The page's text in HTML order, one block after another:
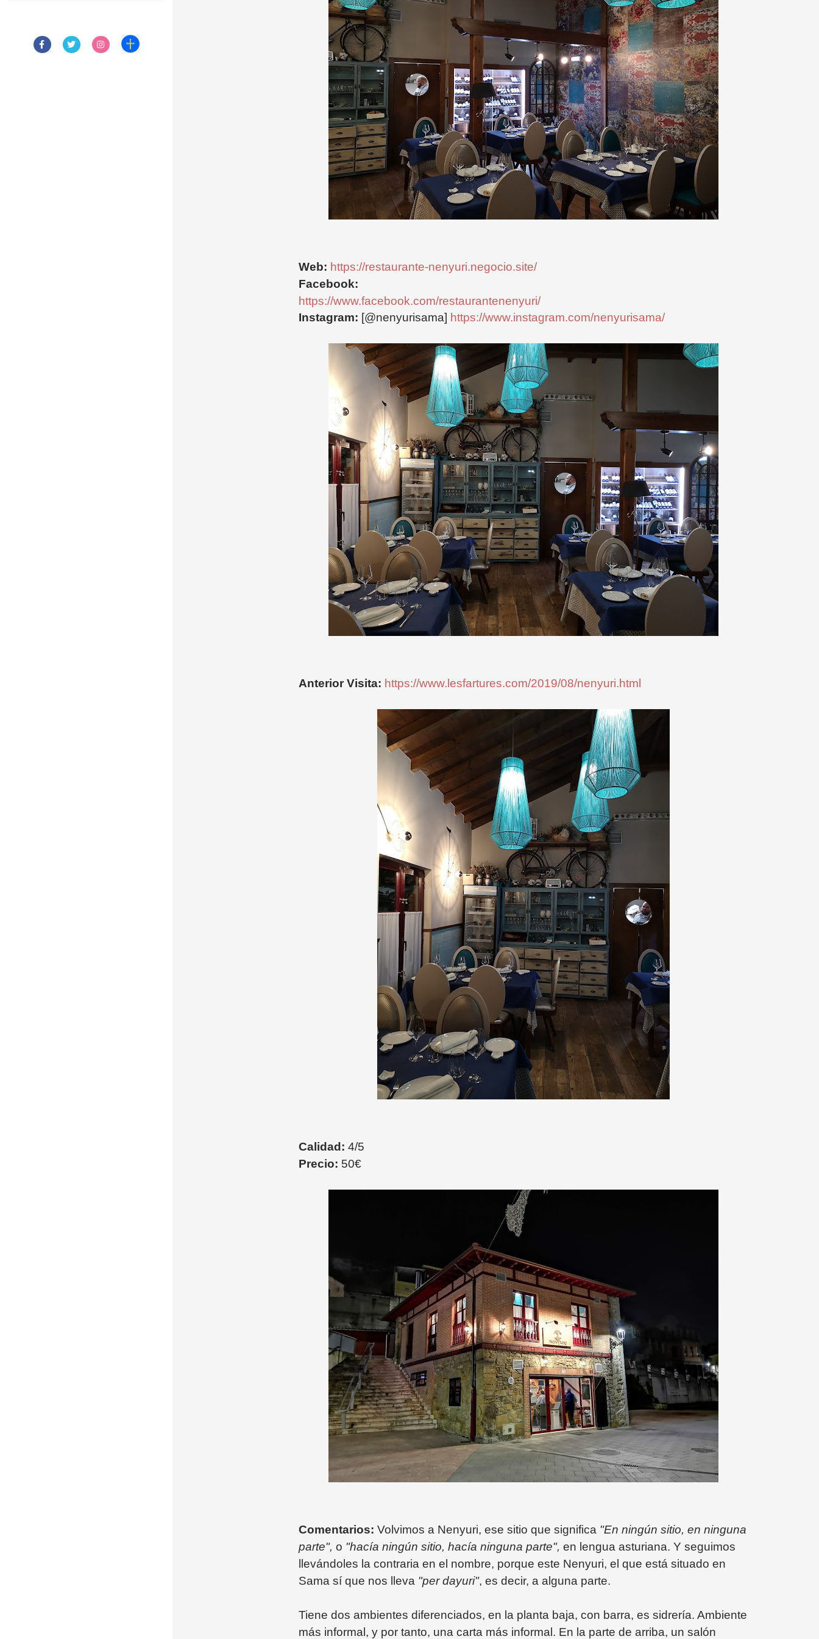
Web: https://restaurante-nenyuri.negocio.site/
Facebook:
https://www.facebook.com/restaurantenenyuri/
Instagram: [@nenyurisama] https://www.instagram.com/nenyurisama/
Anterior Visita: https://www.lesfartures.com/2019/08/nenyuri.html
Calidad: 4/5
Precio: 50€
Comentarios: Volvimos a Nenyuri, ese sitio que significa "En ningún sitio, en ninguna
parte", o "hacía ningún sitio, hacía ninguna parte", en lengua asturiana. Y seguimos
llevándoles la contraria en el nombre, porque este Nenyuri, el que está situado en
Sama sí que nos lleva "per dayuri", es decir, a alguna parte.
Tiene dos ambientes diferenciados, en la planta baja, con barra, es sidrería. Ambiente
más informal, y por tanto, una carta más informal. En la parte de arriba, un salón